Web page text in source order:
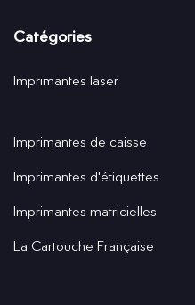
Catégories
Imprimantes laser
Imprimantes de caisse
Imprimantes d'étiquettes
Imprimantes matricielles
La Cartouche Française